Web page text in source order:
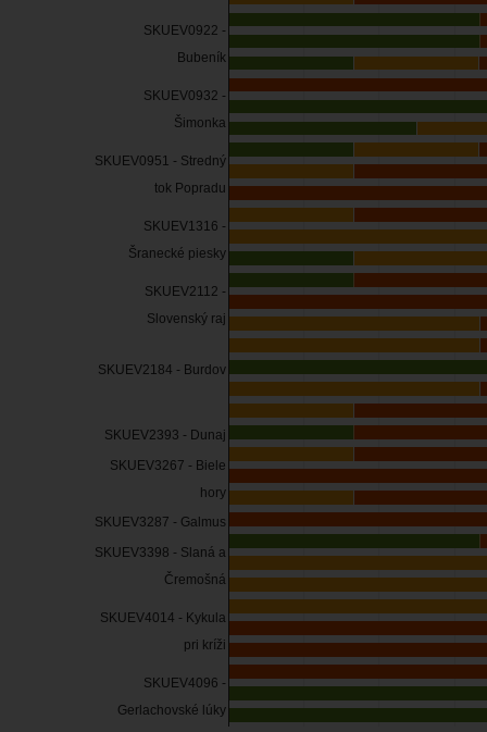
SKUEV0922 -
Bubeník
SKUEV0932 -
Šimonka
SKUEV0951 - Stredný
tok Popradu
SKUEV1316 -
Šranecké piesky
SKUEV2112 -
Slovenský raj
SKUEV2184 - Burdov
SKUEV2393 - Dunaj
SKUEV3267 - Biele
hory
SKUEV3287 - Galmus
SKUEV3398 - Slaná a
Čremošná
SKUEV4014 - Kykula
pri kríži
SKUEV4096 -
Gerlachovské lúky